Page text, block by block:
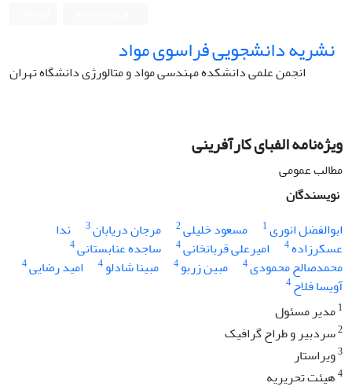
نشریه دانشجویی فراسوی مواد
انجمن علمی دانشکده مهندسی مواد و متالورژی دانشگاه تهران
ویژه‌نامه الفبای کارآفرینی
مطالب عمومی
نویسندگان
ابوالفضل انوری1 مسعود خلیلی2 مرجان دریابان3
ندا
عسکرزاده4 امیرعلی قربانخانی4 ساجده عنابستانی4
محمدصالح محمودی4 مبین زربو4 مبینا شادلو4 امید رضایی4
آویسا فلاح4
1مدیر مسئول
2سردبیر و طراح گرافیک
3ویراستار
4هیئت تحریریه